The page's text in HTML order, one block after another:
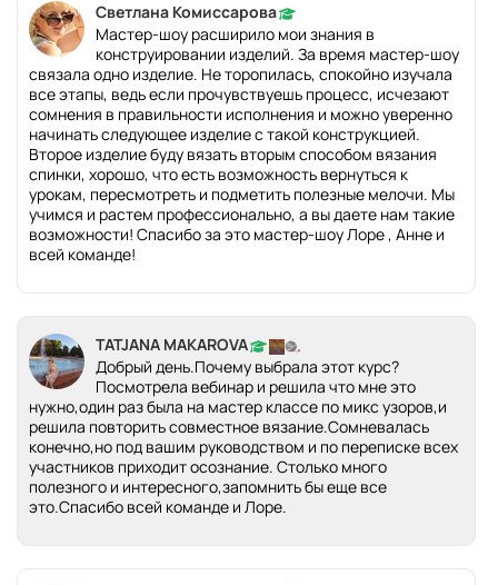
Светлана Комиссарова
Мастер-шоу расширило мои знания в
конструировании изделий. За время мастер-шоу
связала одно изделие. Не торопилась, спокойно изучала
все этапы, ведь если прочувствуешь процесс, исчезают
сомнения в правильности исполнения и можно уверенно
начинать следующее изделие с такой конструкцией.
Второе изделие буду вязать вторым способом вязания
спинки, хорошо, что есть возможность вернуться к
урокам, пересмотреть и подметить полезные мелочи. Мы
учимся и растем профессионально, а вы даете нам такие
возможности! Спасибо за это мастер-шоу Лоре , Анне и
всей команде!
TATJANA MAKAROVA
Добрый день.Почему выбрала этот курс?
Посмотрела вебинар и решила что мне это
нужно,один раз была на мастер классе по микс узоров,и
решила повторить совместное вязание.Сомневалась
конечно,но под вашим руководством и по переписке всех
участников приходит осознание. Столько много
полезного и интересного,запомнить бы еще все
это.Спасибо всей команде и Лоре.